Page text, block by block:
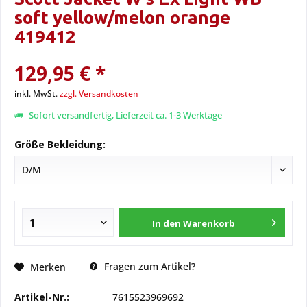
soft yellow/melon orange
419412
129,95 € *
inkl. MwSt.zzgl. Versandkosten
Sofort versandfertig, Lieferzeit ca. 1-3 Werktage
Größe Bekleidung:
In den Warenkorb
Merken Fragen zum Artikel?
Artikel-Nr.: 7615523969692